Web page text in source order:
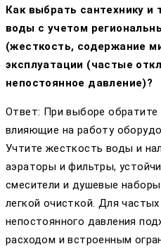
Как выбрать сантехнику и
воды с учетом
(жесткость, содержание
эксплуатации (частые
непостоянное давление)?
Ответ: При выборе обратите
влияющие на работу
Учтите жесткость воды и
аэраторы и фильтры,
смесители и душевые
легкой очисткой. Для
непостоянного давления
расходом и встроенным